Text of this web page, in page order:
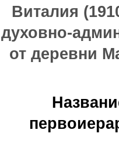
Виталия
духовно-
от деревни